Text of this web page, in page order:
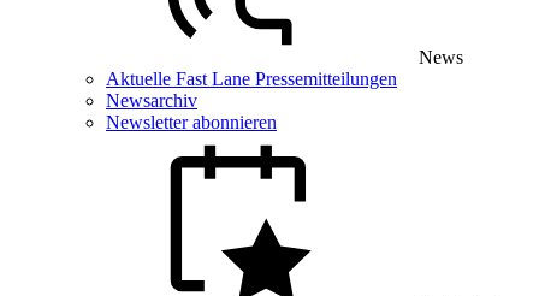
News
Aktuelle Fast Lane Pressemitteilungen
Newsarchiv
Newsletter abonnieren